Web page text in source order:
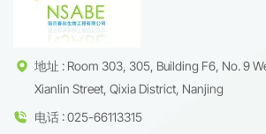
地址 : Room 303, 305, Building F6, No. 9
Xianlin Street, Qixia District, Nanjing
电话 : 025-66113315